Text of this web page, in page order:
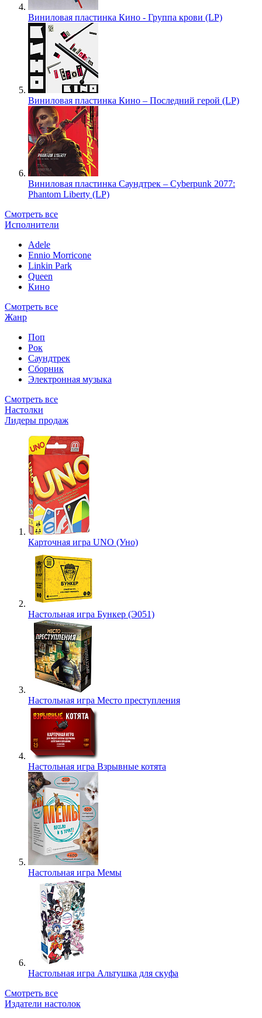
Виниловая пластинка Кино - Группа крови (LP)
Виниловая пластинка Кино – Последний герой (LP)
Виниловая пластинка Саундтрек – Cyberpunk 2077:
Phantom Liberty (LP)
Смотреть все
Исполнители
Adele
Ennio Morricone
Linkin Park
Queen
Кино
Смотреть все
Жанр
Поп
Рок
Саундтрек
Сборник
Электронная музыка
Смотреть все
Настолки
Лидеры продаж
Карточная игра UNO (Уно)
Настольная игра Бункер (Э051)
Настольная игра Место преступления
Настольная игра Взрывные котята
Настольная игра Мемы
Настольная игра Альтушка для скуфа
Смотреть все
Издатели настолок